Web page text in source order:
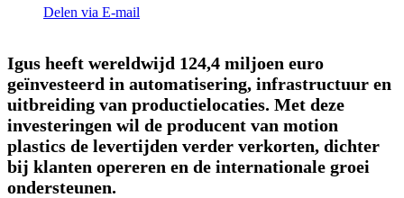
Delen via E-mail
Igus heeft wereldwijd 124,4 miljoen euro
geïnvesteerd in automatisering, infrastructuur en
uitbreiding van productielocaties. Met deze
investeringen wil de producent van motion
plastics de levertijden verder verkorten, dichter
bij klanten opereren en de internationale groei
ondersteunen.